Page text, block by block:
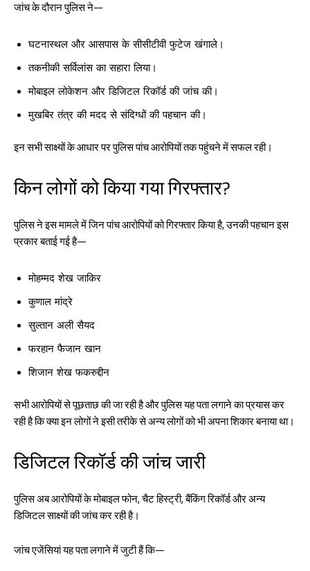
जांच के दौरान पुलिस ने—
घटनास्थल और आसपास के सीसीटीवी फुटेज खंगाले।
तकनीकी सर्विलांस का सहारा लिया।
मोबाइल लोकेशन और डिजिटल रिकॉर्ड की जांच की।
मुखबिर तंत्र की मदद से संदिग्धों की पहचान की।
इन सभी साक्ष्यों के आधार पर पुलिस पांच आरोपियों तक पहुंचने में सफल रही।
किन लोगों को किया गया गिरफ्तार?
पुलिस ने इस मामले में जिन पांच आरोपियों को गिरफ्तार किया है, उनकी पहचान इस
प्रकार बताई गई है—
मोहम्मद शेख जाकिर
कुणाल मांद्रे
सुल्तान अली सैयद
फरहान फैजान खान
शिजान शेख फकरुद्दीन
सभी आरोपियों से पूछताछ की जा रही है और पुलिस यह पता लगाने का प्रयास कर
रही है कि क्या इन लोगों ने इसी तरीके से अन्य लोगों को भी अपना शिकार बनाया था।
डिजिटल रिकॉर्ड की जांच जारी
पुलिस अब आरोपियों के मोबाइल फोन, चैट हिस्ट्री, बैंकिंग रिकॉर्ड और अन्य
डिजिटल साक्ष्यों की जांच कर रही है।
जांच एजेंसियां यह पता लगाने में जुटी हैं कि—